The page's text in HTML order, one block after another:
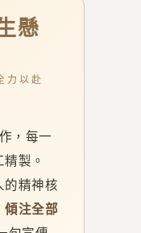
懸
力以赴
，每一
製。
的精神核
傾注全部